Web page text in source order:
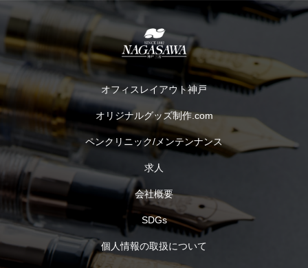
オフィスレイアウト神戸
オリジナルグッズ制作.com
ペンクリニック/メンテンナンス
求人
会社概要
SDGs
個人情報の取扱について